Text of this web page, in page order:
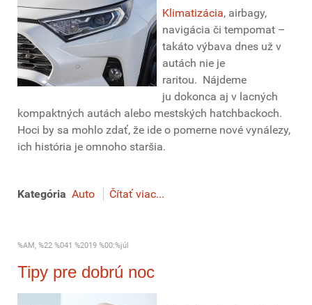
Klimatizácia, airbagy,
navigácia či tempomat –
takáto výbava dnes už v
autách nie je
raritou. Nájdeme
ju dokonca aj v lacných
kompaktných autách alebo mestských hatchbackoch.
Hoci by sa mohlo zdať, že ide o pomerne nové vynálezy,
ich história je omnoho staršia.
Kategória Auto Čítať viac...
%AM, %22 %041 %2019 %00:%júl
Tipy pre dobrú noc